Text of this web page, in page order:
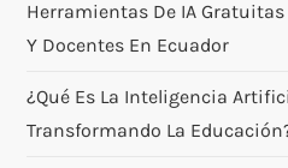
Herramientas De IA
Y Docentes En Ecuador
¿Qué Es La Inteligencia
Transformando La